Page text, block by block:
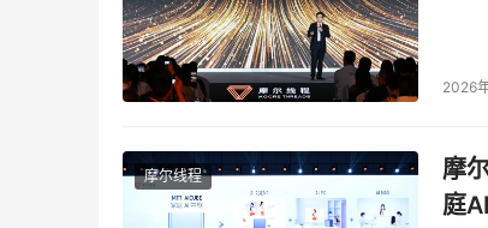
直面行业核心痛点，北电数智基于“数算模
助”，打造“AI家医助手”与“AI全科助手”双
● AI家医助手：聚焦诊室外服务触达，提
访、健康监测与宣教工作，实现规模化触
2026
摩尔线程
摩
庭